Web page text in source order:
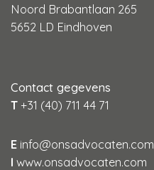
Noord Brabantlaan 265
5652 LD Eindhoven
Contact gegevens
T +31 (40) 711 44 71
E info@onsadvocaten.com
I www.onsadvocaten.com